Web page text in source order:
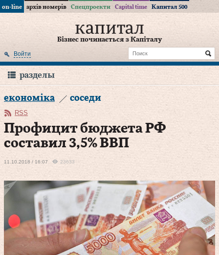
on-line архів номерів Спецпроекти Capital time Капитал 500
Бізнес починається з Капіталу
Войти
разделы
економіка соседи
RSS
Профицит бюджета РФ
составил 3,5% ВВП
11.10.2018 / 16:07 23633